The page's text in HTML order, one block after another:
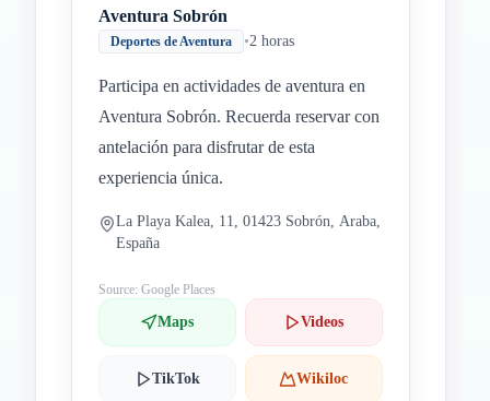
Aventura Sobrón
Deportes de Aventura •2 horas
Participa en actividades de aventura en
Aventura Sobrón. Recuerda reservar con
antelación para disfrutar de esta
experiencia única.
La Playa Kalea, 11, 01423 Sobrón, Araba,
España
Source: Google Places
Maps Videos
TikTok Wikiloc